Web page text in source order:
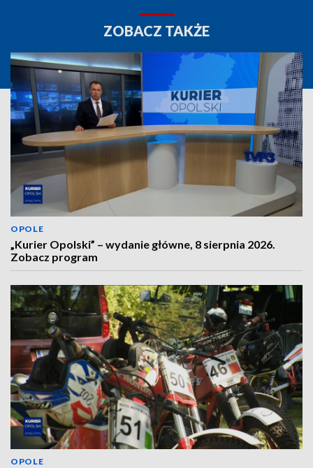
ZOBACZ TAKŻE
OPOLE
„Kurier Opolski” – wydanie główne, 8 sierpnia 2026.
Zobacz program
OPOLE